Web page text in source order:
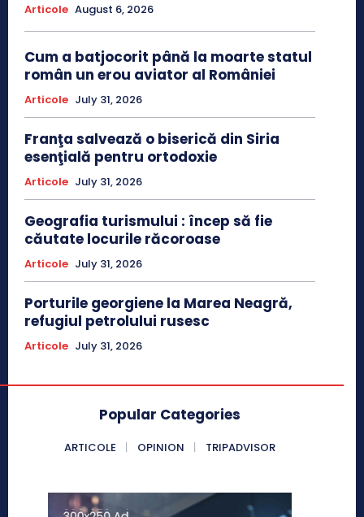
Articole August 6, 2026
Cum a batjocorit până la moarte statul
român un erou aviator al României
Articole July 31, 2026
Franţa salvează o biserică din Siria
esenţială pentru ortodoxie
Articole July 31, 2026
Geografia turismului : încep să fie
căutate locurile răcoroase
Articole July 31, 2026
Porturile georgiene la Marea Neagră,
refugiul petrolului rusesc
Articole July 31, 2026
Popular Categories
ARTICOLE OPINION TRIPADVISOR